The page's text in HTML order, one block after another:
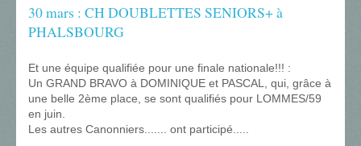
30 mars : CH DOUBLETTES SENIORS+ à
PHALSBOURG
Et une équipe qualifiée pour une finale nationale!!! :
Un GRAND BRAVO à DOMINIQUE et PASCAL, qui, grâce à
une belle 2ème place, se sont qualifiés pour LOMMES/59
en juin.
Les autres Canonniers....... ont participé.....